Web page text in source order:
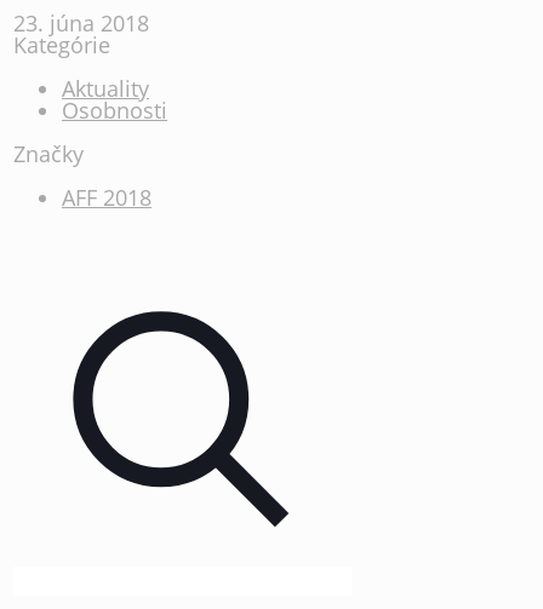
23. júna 2018
Kategórie
Aktuality
Osobnosti
Značky
AFF 2018